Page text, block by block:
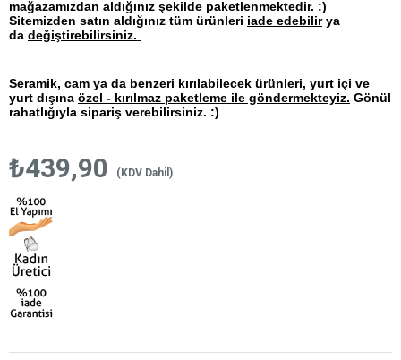
mağazamızdan aldığınız şekilde paketlenmektedir. :)
Sitemizden satın aldığınız tüm ürünleri iade edebilirya
da değiştirebilirsiniz.
Seramik, cam ya da benzeri kırılabilecek ürünleri, yurt içi ve
yurt dışına özel - kırılmaz paketleme ile göndermekteyiz. Gönül
rahatlığıyla sipariş verebilirsiniz. :)
₺439,90 (KDV Dahil)